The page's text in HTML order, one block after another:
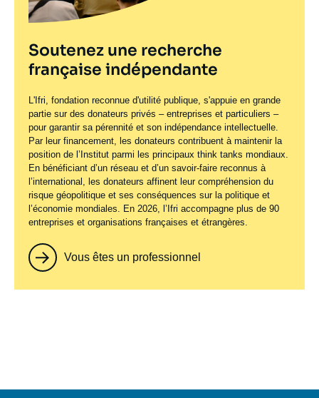
Soutenez une recherche
française indépendante
L'Ifri, fondation reconnue d'utilité publique, s'appuie en grande
partie sur des donateurs privés – entreprises et particuliers –
pour garantir sa pérennité et son indépendance intellectuelle.
Par leur financement, les donateurs contribuent à maintenir la
position de l’Institut parmi les principaux think tanks mondiaux.
En bénéficiant d’un réseau et d’un savoir-faire reconnus à
l’international, les donateurs affinent leur compréhension du
risque géopolitique et ses conséquences sur la politique et
l’économie mondiales. En 2026, l’Ifri accompagne plus de 90
entreprises et organisations françaises et étrangères.
Vous êtes un professionnel